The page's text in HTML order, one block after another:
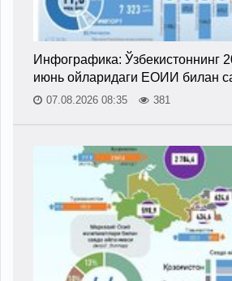
Инфографика: Ўзбекистоннинг
июнь ойларидаги ЕОИИ билан
07.08.2026 08:35 381